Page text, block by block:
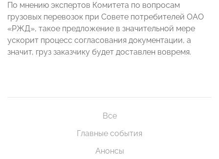
По мнению экспертов Комитета по вопросам
грузовых перевозок при Совете потребителей ОАО
«РЖД», такое предложение в значительной мере
ускорит процесс согласования документации, а
значит, груз заказчику будет доставлен вовремя.
Все
Главные события
Анонсы